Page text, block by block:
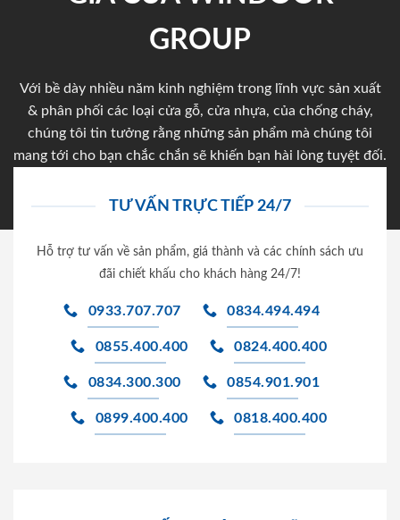
GROUP
Với bề dày nhiều năm kinh nghiệm trong lĩnh vực sản xuất
& phân phối các loại cửa gỗ, cửa nhựa, của chống cháy,
chúng tôi tin tưởng rằng những sản phẩm mà chúng tôi
mang tới cho bạn chắc chắn sẽ khiến bạn hài lòng tuyệt đối.
TƯ VẤN TRỰC TIẾP 24/7
Hỗ trợ tư vấn về sản phẩm, giá thành và các chính sách ưu
đãi chiết khấu cho khách hàng 24/7!
0933.707.707 0834.494.494
0855.400.400 0824.400.400
0834.300.300 0854.901.901
0899.400.400 0818.400.400